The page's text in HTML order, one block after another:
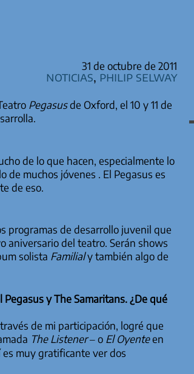
31 de octubre de 2011
Noticias Philip Selway
Pegasusde Oxford, el 10 y 11 de
de lo que hacen, especialmente lo
de muchos jóvenes . El Pegasus es
de eso.
programas de desarrollo juvenil que
aniversario del teatro. Serán shows
solista Familialy también algo de
y The Samaritans. ¿De qué
de mi participación, logré que
The Listener– o El Oyenteen
es muy gratificante ver dos